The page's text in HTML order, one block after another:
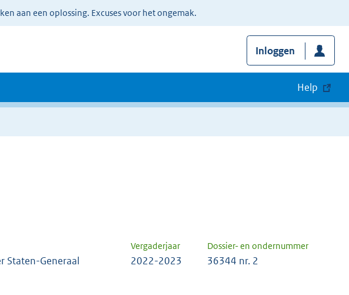
aan een oplossing. Excuses voor het ongemak.
Inloggen
Help
Vergaderjaar Dossier- en ondernummer
Staten-Generaal 2022-2023 36344 nr. 2